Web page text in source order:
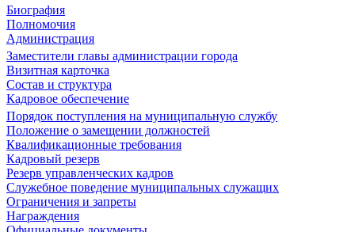
Биография
Полномочия
Администрация
Заместители главы администрации города
Визитная карточка
Состав и структура
Кадровое обеспечение
Порядок поступления на муниципальную службу
Положение о замещении должностей
Квалификационные требования
Кадровый резерв
Резерв управленческих кадров
Служебное поведение муниципальных служащих
Ограничения и запреты
Награждения